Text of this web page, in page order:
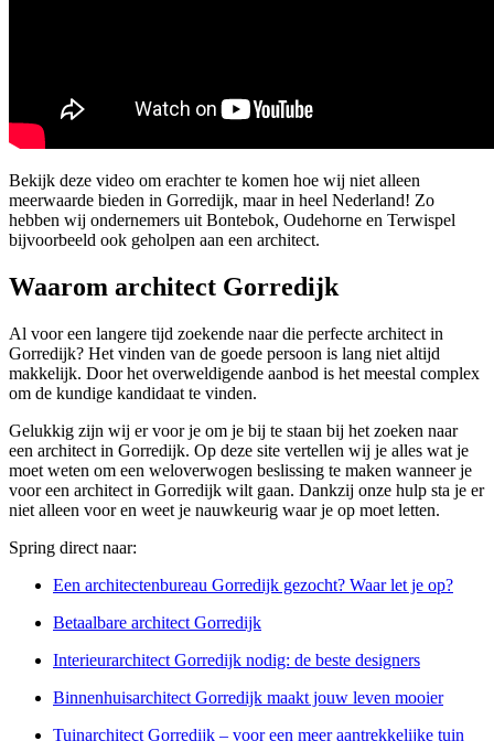
Bekijk deze video om erachter te komen hoe wij niet alleen
meerwaarde bieden in Gorredijk, maar in heel Nederland! Zo
hebben wij ondernemers uit Bontebok, Oudehorne en Terwispel
bijvoorbeeld ook geholpen aan een architect.
Waarom architect Gorredijk
Al voor een langere tijd zoekende naar die perfecte architect in
Gorredijk? Het vinden van de goede persoon is lang niet altijd
makkelijk. Door het overweldigende aanbod is het meestal complex
om de kundige kandidaat te vinden.
Gelukkig zijn wij er voor je om je bij te staan bij het zoeken naar
een architect in Gorredijk. Op deze site vertellen wij je alles wat je
moet weten om een weloverwogen beslissing te maken wanneer je
voor een architect in Gorredijk wilt gaan. Dankzij onze hulp sta je er
niet alleen voor en weet je nauwkeurig waar je op moet letten.
Spring direct naar:
Een architectenbureau Gorredijk gezocht? Waar let je op?
Betaalbare architect Gorredijk
Interieurarchitect Gorredijk nodig: de beste designers
Binnenhuisarchitect Gorredijk maakt jouw leven mooier
Tuinarchitect Gorredijk – voor een meer aantrekkelijke tuin